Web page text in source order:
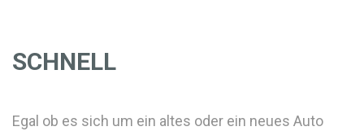
SCHNELL
Egal ob es sich um ein altes oder ein neues Auto